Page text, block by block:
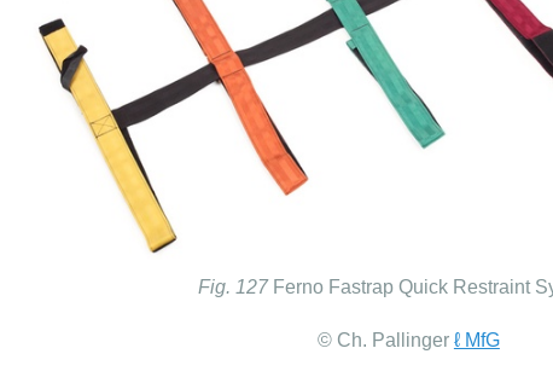
Fig. 127 Ferno Fastrap Quick Restraint
© Ch. Pallinger ℓ MfG